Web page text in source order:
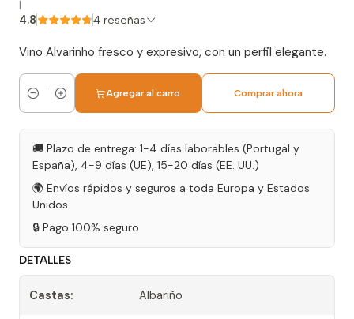
4.8 4 reseñas
Vino Alvarinho fresco y expresivo, con un perfil elegante.
Cantidad
Agregar al carro Comprar ahora
🚚 Plazo de entrega: 1-4 días laborables (Portugal y
España), 4-9 días (UE), 15-20 días (EE. UU.)
🌍 Envíos rápidos y seguros a toda Europa y Estados
Unidos.
🔒 Pago 100% seguro
DETALLES
Castas: Albariño